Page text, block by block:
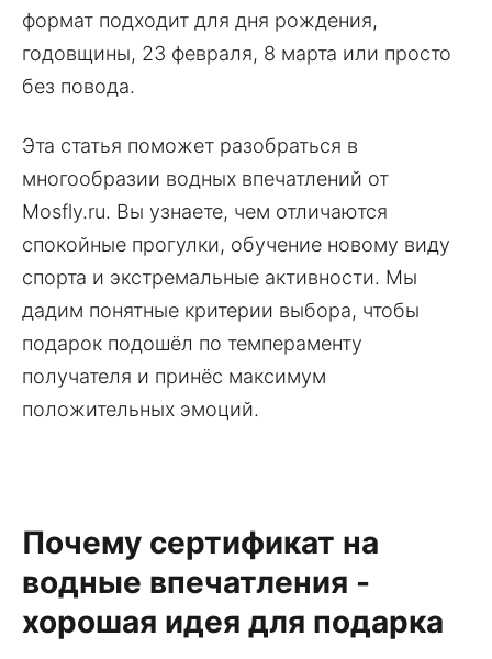
формат подходит для дня рождения,
годовщины, 23 февраля, 8 марта или просто
без повода.
Эта статья поможет разобраться в
многообразии водных впечатлений от
Mosfly.ru. Вы узнаете, чем отличаются
спокойные прогулки, обучение новому виду
спорта и экстремальные активности. Мы
дадим понятные критерии выбора, чтобы
подарок подошёл по темпераменту
получателя и принёс максимум
положительных эмоций.
Почему сертификат на
водные впечатления -
хорошая идея для подарка